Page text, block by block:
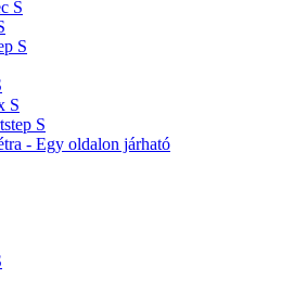
S
S
S
S
- Egy oldalon járható